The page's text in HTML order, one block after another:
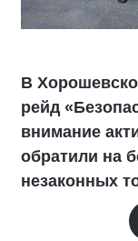
В
рейд
внимание
обратили на
незаконных